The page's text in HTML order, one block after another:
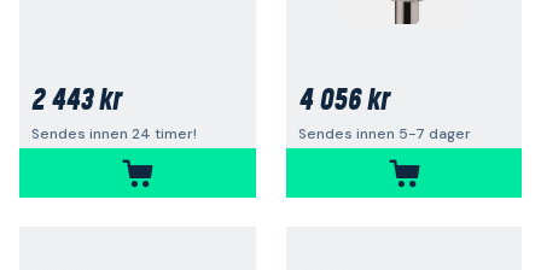
2 443 kr
Sendes innen 24 timer!
4 056 kr
Sendes innen 5-7 dager